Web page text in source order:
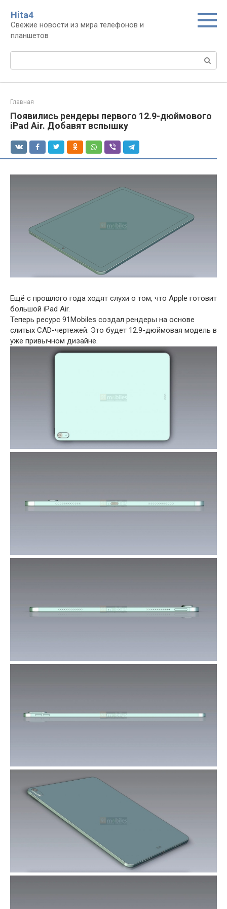
контенту
Нita4
Свежие новости из мира телефонов и
планшетов
Поиск:
Главная
Появились рендеры первого 12.9-дюймового
iPad Air. Добавят вспышку
Ещё с прошлого года ходят слухи о том, что Apple готовит
большой iPad Air.
Теперь ресурс 91Mobiles создал рендеры на основе
слитых CAD-чертежей. Это будет 12.9-дюймовая модель в
уже привычном дизайне.